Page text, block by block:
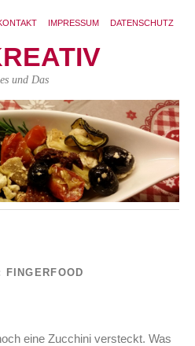
IMPRESSUM DATENSCHUTZ
und Das
FINGERFOOD
eine Zucchini versteckt. Was